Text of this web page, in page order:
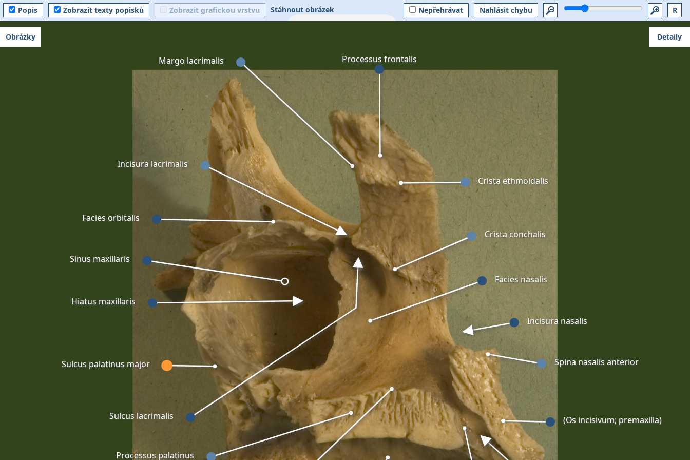
Popis Zobrazit texty popisků Zobrazit grafickou vrstvu Stáhnout obrázek R
Nahlásit chybu
Nepřehrávat
Sulcus lacrimalis
Crista ethmoidalis
(Os incisivum; premaxilla)
Processus palatinus
Incisura lacrimalis
Processus frontalis
Sinus maxillaris
Sulcus palatinus major
Hiatus maxillaris
Margo lacrimalis
Crista conchalis
Facies nasalis
Spina nasalis anterior
Incisura nasalis
Facies orbitalis
Obrázky Detaily